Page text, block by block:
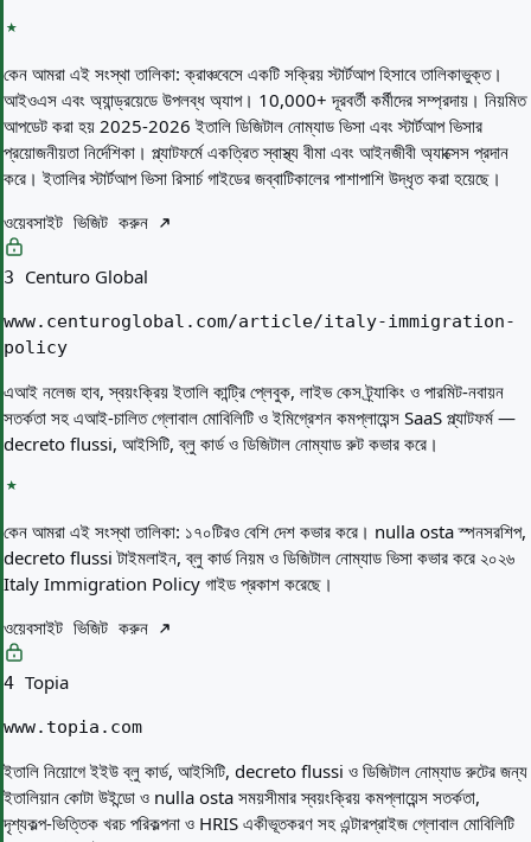
কেন আমরা এই সংস্থা তালিকা:ক্রাঞ্চবেসে একটি সক্রিয় স্টার্টআপ হিসাবে তালিকাভুক্ত।
আইওএস এবং অ্যান্ড্রয়েডে উপলব্ধ অ্যাপ। 10,000+ দূরবর্তী কর্মীদের সম্প্রদায়। নিয়মিত
আপডেট করা হয় 2025-2026 ইতালি ডিজিটাল নোম্যাড ভিসা এবং স্টার্টআপ ভিসার
প্রয়োজনীয়তা নির্দেশিকা। প্ল্যাটফর্মে একত্রিত স্বাস্থ্য বীমা এবং আইনজীবী অ্যাক্সেস প্রদান
করে। ইতালির স্টার্টআপ ভিসা রিসার্চ গাইডের জব্বাটিকালের পাশাপাশি উদ্ধৃত করা হয়েছে।
ওয়েবসাইট ভিজিট করুন
3 Centuro Global
www.centuroglobal.com/article/italy-immigration-
policy
এআই নলেজ হাব, স্বয়ংক্রিয় ইতালি কান্ট্রি প্লেবুক, লাইভ কেস ট্র্যাকিং ও পারমিট-নবায়ন
সতর্কতা সহ এআই-চালিত গ্লোবাল মোবিলিটি ও ইমিগ্রেশন কমপ্লায়েন্স SaaS প্ল্যাটফর্ম —
decreto flussi, আইসিটি, ব্লু কার্ড ও ডিজিটাল নোম্যাড রুট কভার করে।
কেন আমরা এই সংস্থা তালিকা: ১৭০টিরও বেশি দেশ কভার করে। nulla osta স্পনসরশিপ,
decreto flussi টাইমলাইন, ব্লু কার্ড নিয়ম ও ডিজিটাল নোম্যাড ভিসা কভার করে ২০২৬
Italy Immigration Policy গাইড প্রকাশ করেছে।
ওয়েবসাইট ভিজিট করুন
4 Topia
www.topia.com
ইতালি নিয়োগে ইইউ ব্লু কার্ড, আইসিটি, decreto flussi ও ডিজিটাল নোম্যাড রুটের জন্য
ইতালিয়ান কোটা উইন্ডো ও nulla osta সময়সীমার স্বয়ংক্রিয় কমপ্লায়েন্স সতর্কতা,
দৃশ্যকল্প-ভিত্তিক খরচ পরিকল্পনা ও HRIS একীভূতকরণ সহ এন্টারপ্রাইজ গ্লোবাল মোবিলিটি